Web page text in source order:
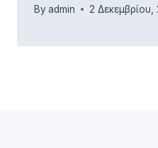
By admin 2 Δεκεμβρίου,